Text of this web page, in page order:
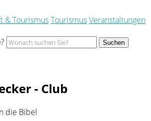
& TourismusTourismusVeranstaltungen
Suchen
- Club
die Bibel